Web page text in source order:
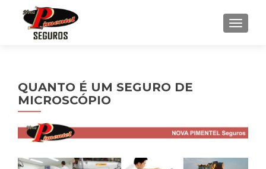
QUANTO É UM SEGURO DE
MICROSCÓPIO